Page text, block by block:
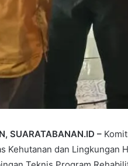
SUARATABANAN.ID –
Kehutanan dan Lingkungan